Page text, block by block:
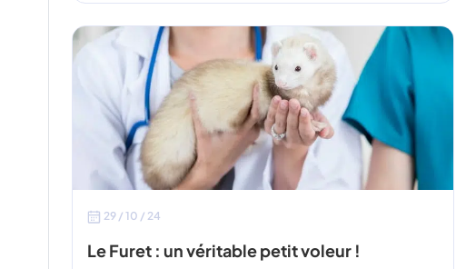
29 / 10 / 24
Le Furet : un véritable petit voleur !